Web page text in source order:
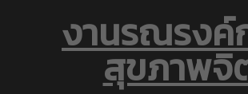
งานรณรงค์
สุขภาพจิ